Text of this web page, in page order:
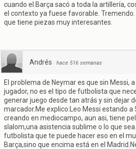
cuando el Barça sacó a toda la artillería,
el contexto ya fuese favorable.
que tiene piezas muy interesantes.
Andrés · hace 516 semanas
El problema de Neymar es que sin Messi,
jugador, no es el tipo de futbolista que
generar juego desde tan atrás y sin dejar
marcador.Me explico:Leo Messi estando
creando en mediocampo, aun asi, tiene
slalom,una asistencia sublime o lo que
futbolista que te puede hacer eso en el
Barça,sino que encima está en el